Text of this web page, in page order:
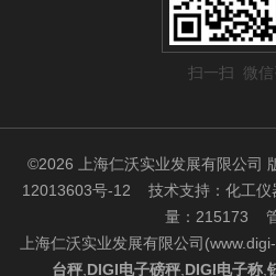
扫一扫 微信
©2026 上海仁沃实业发展有限公
12013603号-12 技术支持：化工仪
量：215173
上海仁沃实业发展有限公司
台秤, DIGI电子磅秤, DIGI电子称,